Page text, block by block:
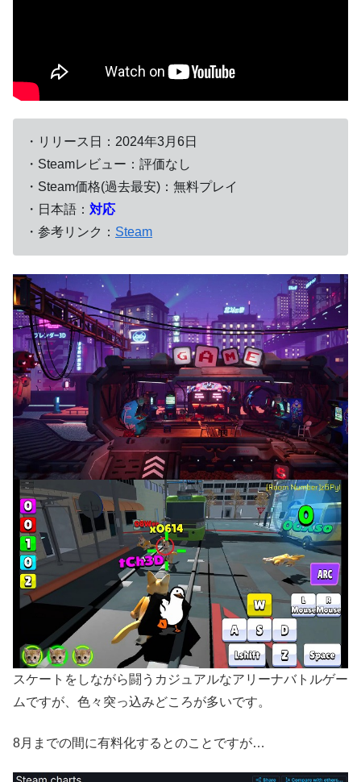
・リリース日： 2024年3月6日
・Steamレビュー：評価なし
・Steam価格(過去最安)：無料プレイ
・日本語： 対応
・参考リンク： Steam
スケートをしながら闘うカジュアルなアリーナバトルゲー
ムですが、色々突っ込みどころが多いです。
8月までの間に有料化するとのことですが…